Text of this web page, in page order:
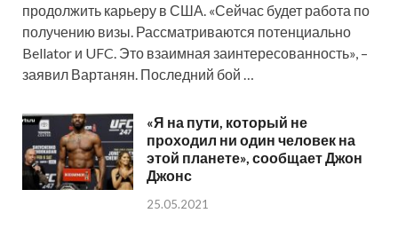
продолжить карьеру в США. «Сейчас будет работа по
получению визы. Рассматриваются потенциально
Bellator и UFC. Это взаимная заинтересованность», –
заявил Вартанян. Последний бой …
«Я на пути, который не
проходил ни один человек на
этой планете», сообщает Джон
Джонс
25.05.2021